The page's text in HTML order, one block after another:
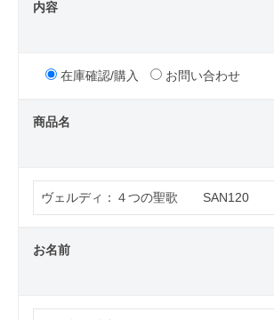
内容
在庫確認/購入 お問い合わせ
商品名
お名前